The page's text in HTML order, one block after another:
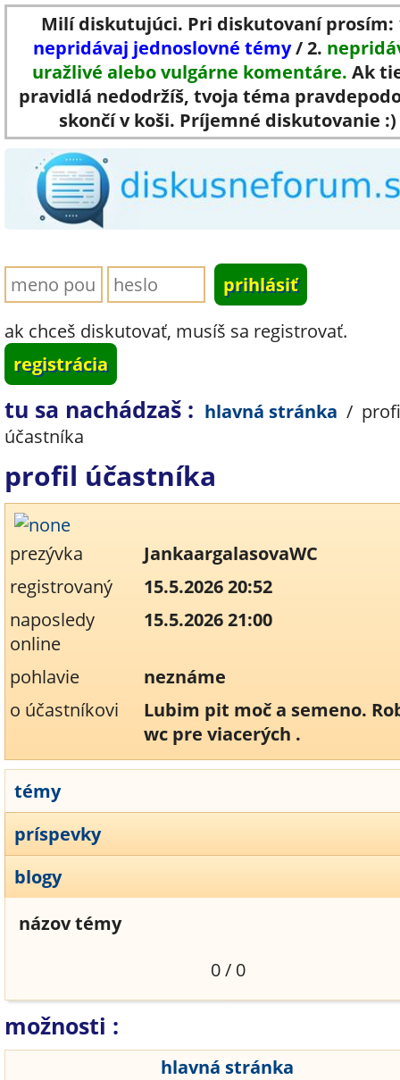
Milí diskutujúci. Pri diskutovaní prosím:
nepridávaj jednoslovné témy/ 2.
uražlivé alebo vulgárne komentáre. Ak
pravidlá nedodržíš, tvoja téma
skončí v koši. Príjemné diskutovanie :)
ak chceš diskutovať, musíš sa registrovať.
registrácia
tu sa nachádzaš : hlavná stránka /
účastníka
profil účastníka
prezývka
JankaargalasovaWC
registrovaný
15.5.2026 20:52
naposledy
online
15.5.2026 21:00
pohlavie
neznáme
o účastníkovi
Lubim pit moč a semeno.
wc pre viacerých .
témy
príspevky
blogy
názov témy
0 / 0
možnosti :
hlavná stránka